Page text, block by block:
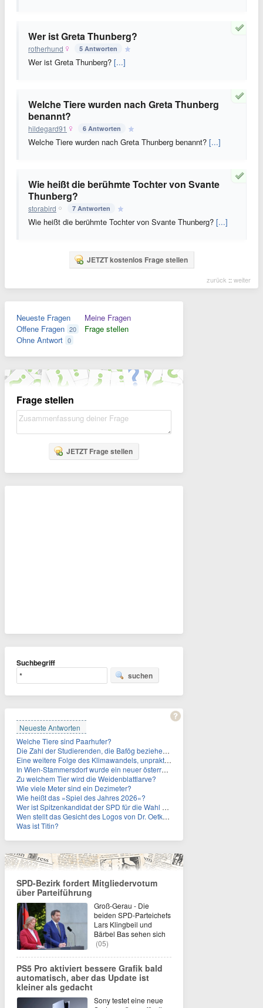
Wer ist Greta Thunberg?
rotherhund 5 Antworten
Wer ist Greta Thunberg? [...]
Welche Tiere wurden nach Greta Thunberg
benannt?
hildegard91 6 Antworten
Welche Tiere wurden nach Greta Thunberg benannt? [...]
Wie heißt die berühmte Tochter von Svante
Thunberg?
storabird 7 Antworten
Wie heißt die berühmte Tochter von Svante Thunberg? [...]
JETZT kostenlos Frage stellen
zurück :: weiter
Neueste Fragen
Offene Fragen 20
Ohne Antwort 0
Meine Fragen
Frage stellen
Frage stellen
JETZT Frage stellen
Suchbegriff
suchen
Neueste Antworten
Welche Tiere sind Paarhufer?
Die Zahl der Studierenden, die Bafög beziehen, sinkt. Woran liegt das?
Eine weitere Folge des Klimawandels, unpraktisch für Urlauber: Wo fehlt mittlerweile sogar das Trinkwasser?
In Wien-Stammersdorf wurde ein neuer österreichischer Temperaturrekord gemessen. Wie hoch war die Temperatur?
Zu welchem Tier wird die Weidenblattlarve?
Wie viele Meter sind ein Dezimeter?
Wie heißt das »Spiel des Jahres 2026«?
Wer ist Spitzenkandidat der SPD für die Wahl zum Berliner Abgeordnetenhaus im September 2026?
Wen stellt das Gesicht des Logos von Dr. Oetker dar?
Was ist Titin?
SPD-Bezirk fordert Mitgliedervotum
über Parteiführung
Groß-Gerau - Die
beiden SPD-Parteichefs
Lars Klingbeil und
Bärbel Bas sehen sich
(05)
PS5 Pro aktiviert bessere Grafik bald
automatisch, aber das Update ist
kleiner als gedacht
Sony testet eine neue